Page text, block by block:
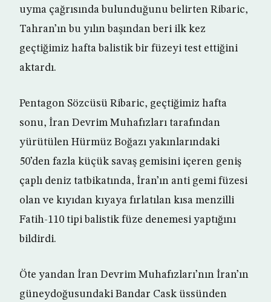
uyma çağrısında bulunduğunu belirten Ribaric,
Tahran’ın bu yılın başından beri ilk kez
geçtiğimiz hafta balistik bir füzeyi test ettiğini
aktardı.
Pentagon Sözcüsü Ribaric, geçtiğimiz hafta
sonu, İran Devrim Muhafızları tarafından
yürütülen Hürmüz Boğazı yakınlarındaki
50’den fazla küçük savaş gemisini içeren geniş
çaplı deniz tatbikatında, İran’ın anti gemi füzesi
olan ve kıyıdan kıyaya fırlatılan kısa menzilli
Fatih-110 tipi balistik füze denemesi yaptığını
bildirdi.
Öte yandan İran Devrim Muhafızları’nın İran’ın
güneydoğusundaki Bandar Cask üssünden